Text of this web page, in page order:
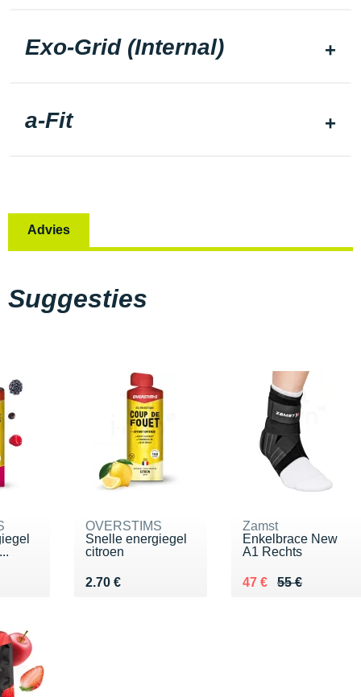
Exo-Grid (Internal)
a-Fit
Advies
Suggesties
OVERSTIMS
Snelle energiegel
citroen
2.70 €
Vendu 2.70 €
Zamst
Enkelbrace New
A1 Rechts
55 €
Au lieu de 55 €
47 €
Vendu 47 €